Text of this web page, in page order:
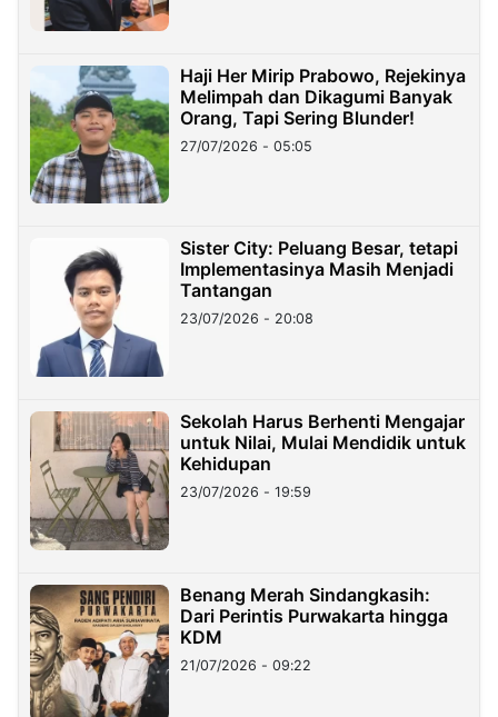
Haji Her Mirip Prabowo, Rejekinya
Melimpah dan Dikagumi Banyak
Orang, Tapi Sering Blunder!
27/07/2026 - 05:05
Sister City: Peluang Besar, tetapi
Implementasinya Masih Menjadi
Tantangan
23/07/2026 - 20:08
Sekolah Harus Berhenti Mengajar
untuk Nilai, Mulai Mendidik untuk
Kehidupan
23/07/2026 - 19:59
Benang Merah Sindangkasih:
Dari Perintis Purwakarta hingga
KDM
21/07/2026 - 09:22